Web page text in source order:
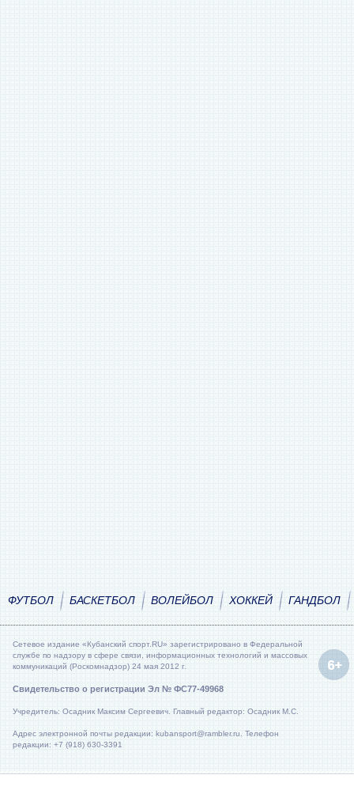
ФУТБОЛ БАСКЕТБОЛ ВОЛЕЙБОЛ ХОККЕЙ ГАНДБОЛ
Сетевое издание «Кубанский спорт.RU» зарегистрировано в Федеральной
службе по надзору в сфере связи, информационных технологий и массовых
коммуникаций (Роскомнадзор) 24 мая 2012 г.
Свидетельство о регистрации Эл № ФС77-49968
Учредитель: Осадник Максим Сергеевич. Главный редактор: Осадник М.С.
Адрес электронной почты редакции: kubansport@rambler.ru. Телефон
редакции: +7 (918) 630-3391